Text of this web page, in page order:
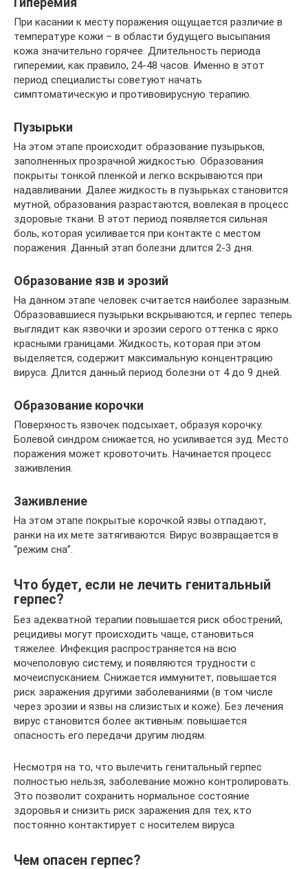
При касании к месту поражения ощущается различие в
температуре кожи – в области будущего высыпания
кожа значительно горячее. Длительность периода
гиперемии, как правило, 24-48 часов. Именно в этот
период специалисты советуют начать
симптоматическую и противовирусную терапию.
Пузырьки
На этом этапе происходит образование пузырьков,
заполненных прозрачной жидкостью. Образования
покрыты тонкой пленкой и легко вскрываются при
надавливании. Далее жидкость в пузырьках становится
мутной, образования разрастаются, вовлекая в процесс
здоровые ткани. В этот период появляется сильная
боль, которая усиливается при контакте с местом
поражения. Данный этап болезни длится 2-3 дня.
Образование язв и эрозий
На данном этапе человек считается наиболее заразным.
Образовавшиеся пузырьки вскрываются, и герпес теперь
выглядит как язвочки и эрозии серого оттенка с ярко
красными границами. Жидкость, которая при этом
выделяется, содержит максимальную концентрацию
вируса. Длится данный период болезни от 4 до 9 дней.
Образование корочки
Поверхность язвочек подсыхает, образуя корочку.
Болевой синдром снижается, но усиливается зуд. Место
поражения может кровоточить. Начинается процесс
заживления.
Заживление
На этом этапе покрытые корочкой язвы отпадают,
ранки на их мете затягиваются. Вирус возвращается в
“режим сна”.
Что будет, если не лечить генитальный
герпес?
Без адекватной терапии повышается риск обострений,
рецидивы могут происходить чаще, становиться
тяжелее. Инфекция распространяется на всю
мочеполовую систему, и появляются трудности с
мочеиспусканием. Снижается иммунитет, повышается
риск заражения другими заболеваниями (в том числе
через эрозии и язвы на слизистых и коже). Без лечения
вирус становится более активным: повышается
опасность его передачи другим людям.
Несмотря на то, что вылечить генитальный герпес
полностью нельзя, заболевание можно контролировать.
Это позволит сохранить нормальное состояние
здоровья и снизить риск заражения для тех, кто
постоянно контактирует с носителем вируса.
Чем опасен герпес?